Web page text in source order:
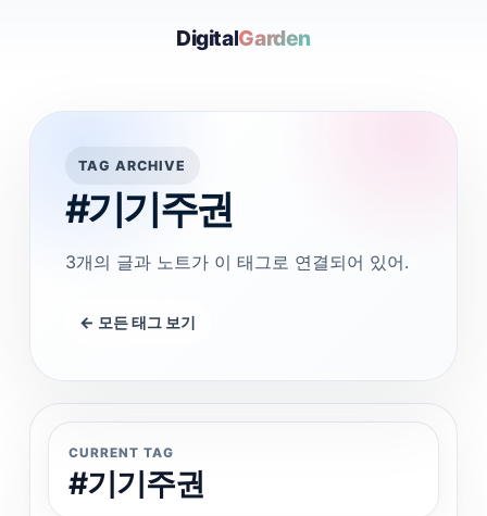
DigitalGarden
TAG ARCHIVE
#기기주권
3개의 글과 노트가 이 태그로 연결되어 있어.
← 모든 태그 보기
CURRENT TAG
#기기주권